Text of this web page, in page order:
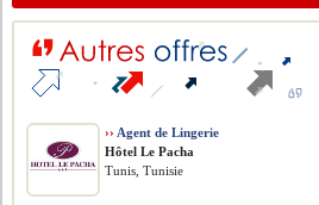
›› Agent de Lingerie
Hôtel Le Pacha
Tunis, Tunisie